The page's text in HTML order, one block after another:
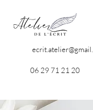
06 29 71 21 20